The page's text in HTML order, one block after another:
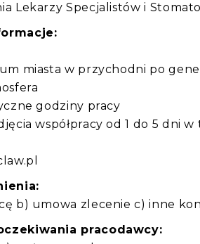
Lekarzy Specjalistów i
miasta w przychodni po
godziny pracy
współpracy od 1 do 5 dni
b) umowa zlecenie c) inne
pracodawcy: